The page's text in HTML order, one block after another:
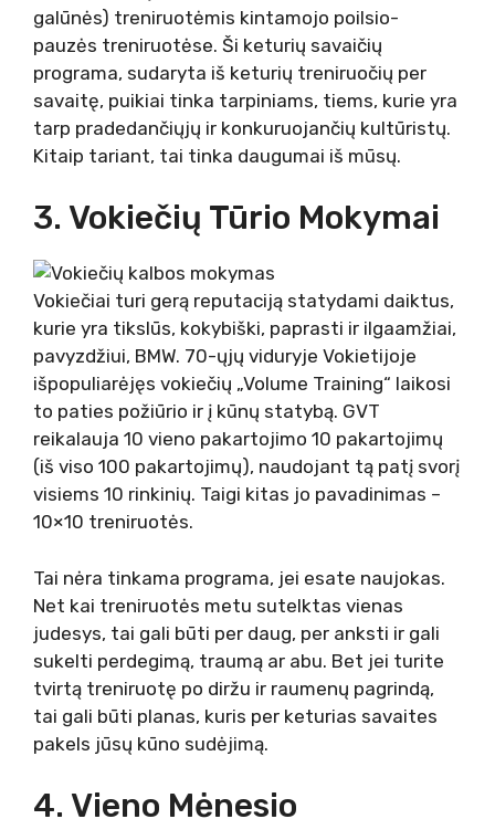
galūnės) treniruotėmis kintamojo poilsio-
pauzės treniruotėse. Ši keturių savaičių
programa, sudaryta iš keturių treniruočių per
savaitę, puikiai tinka tarpiniams, tiems, kurie yra
tarp pradedančiųjų ir konkuruojančių kultūristų.
Kitaip tariant, tai tinka daugumai iš mūsų.
3. Vokiečių Tūrio Mokymai
Vokiečiai turi gerą reputaciją statydami daiktus,
kurie yra tikslūs, kokybiški, paprasti ir ilgaamžiai,
pavyzdžiui, BMW. 70-ųjų viduryje Vokietijoje
išpopuliarėjęs vokiečių „Volume Training“ laikosi
to paties požiūrio ir į kūnų statybą. GVT
reikalauja 10 vieno pakartojimo 10 pakartojimų
(iš viso 100 pakartojimų), naudojant tą patį svorį
visiems 10 rinkinių. Taigi kitas jo pavadinimas –
10×10 treniruotės.
Tai nėra tinkama programa, jei esate naujokas.
Net kai treniruotės metu sutelktas vienas
judesys, tai gali būti per daug, per anksti ir gali
sukelti perdegimą, traumą ar abu. Bet jei turite
tvirtą treniruotę po diržu ir raumenų pagrindą,
tai gali būti planas, kuris per keturias savaites
pakels jūsų kūno sudėjimą.
4. Vieno Mėnesio